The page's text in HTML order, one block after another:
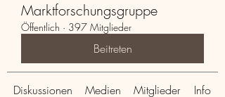
Marktforschungsgruppe
Öffentlich · 397 Mitglieder
Beitreten
Diskussionen Medien Mitglieder Info